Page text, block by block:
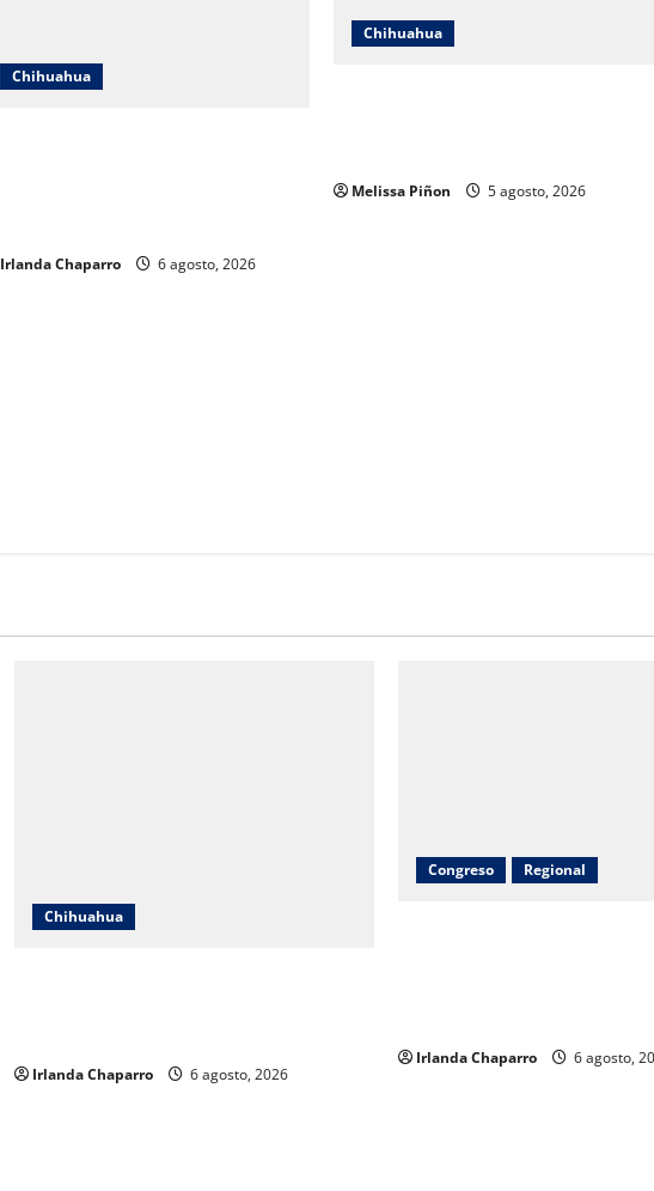
Chihuahua
Irlanda Chaparro 6 agosto, 2026
Chihuahua
Melissa Piñon 5 agosto, 2026
Chihuahua
Irlanda Chaparro 6 agosto, 2026
Congreso Regional
Irlanda Chaparro 6 agosto,